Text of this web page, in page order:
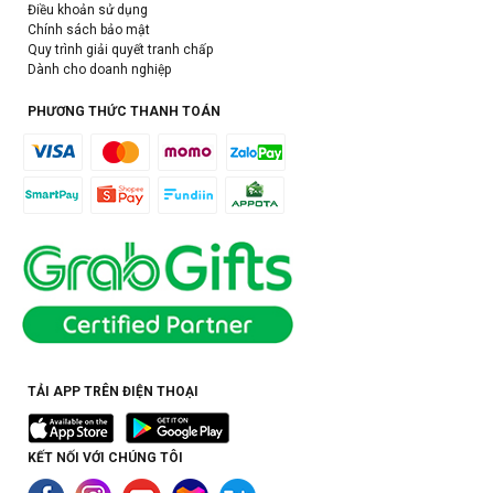
Điều khoản sử dụng
Chính sách bảo mật
Quy trình giải quyết tranh chấp
Dành cho doanh nghiệp
PHƯƠNG THỨC THANH TOÁN
TẢI APP TRÊN ĐIỆN THOẠI
KẾT NỐI VỚI CHÚNG TÔI